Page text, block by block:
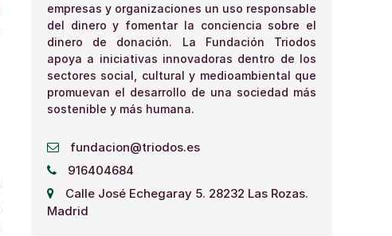
empresas y organizaciones un uso responsable
del dinero y fomentar la conciencia sobre el
dinero de donación. La Fundación Triodos
apoya a iniciativas innovadoras dentro de los
sectores social, cultural y medioambiental que
promuevan el desarrollo de una sociedad más
sostenible y más humana.
fundacion@triodos.es
916404684
Calle José Echegaray 5. 28232 Las Rozas.
Madrid